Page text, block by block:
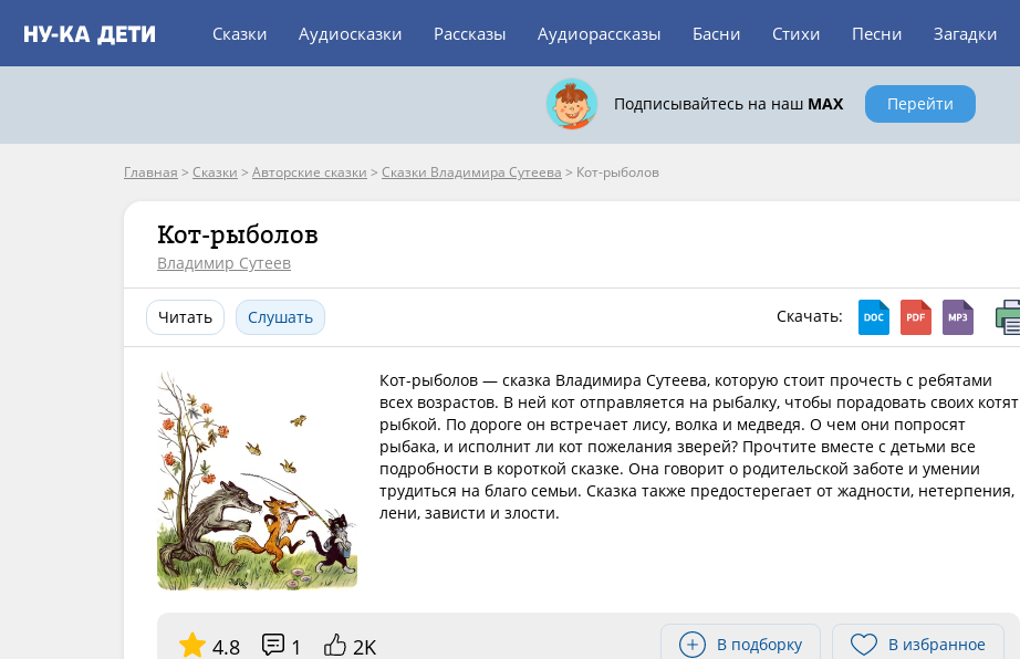
Сказки Аудиосказки Рассказы Аудиорассказы Басни Стихи Песни Загадки
Подписывайтесь на наш MAX Перейти
Главная > Сказки > Авторские сказки > Сказки Владимира Сутеева > Кот-рыболов
Кот-рыболов
Владимир Сутеев
Читать Слушать Скачать:
Кот-рыболов — сказка Владимира Сутеева, которую стоит прочесть с ребятами
всех возрастов. В ней кот отправляется на рыбалку, чтобы порадовать своих котят
рыбкой. По дороге он встречает лису, волка и медведя. О чем они попросят
рыбака, и исполнит ли кот пожелания зверей? Прочтите вместе с детьми все
подробности в короткой сказке. Она говорит о родительской заботе и умении
трудиться на благо семьи. Сказка также предостерегает от жадности, нетерпения,
лени, зависти и злости.
4.8 1 2K В подборку В избранное